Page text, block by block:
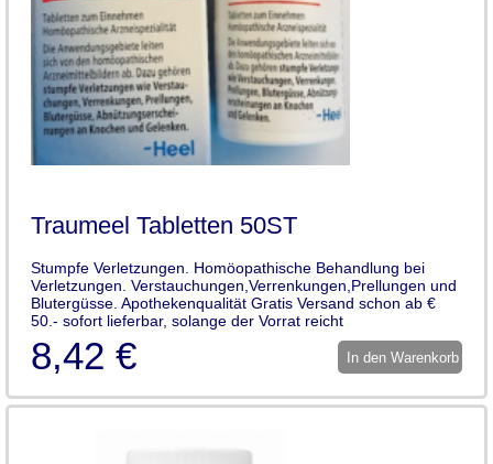
Traumeel Tabletten 50ST
Stumpfe Verletzungen. Homöopathische Behandlung bei
Verletzungen. Verstauchungen,Verrenkungen,Prellungen und
Blutergüsse. Apothekenqualität Gratis Versand schon ab €
50.- sofort lieferbar, solange der Vorrat reicht
8,42 € In den Warenkorb